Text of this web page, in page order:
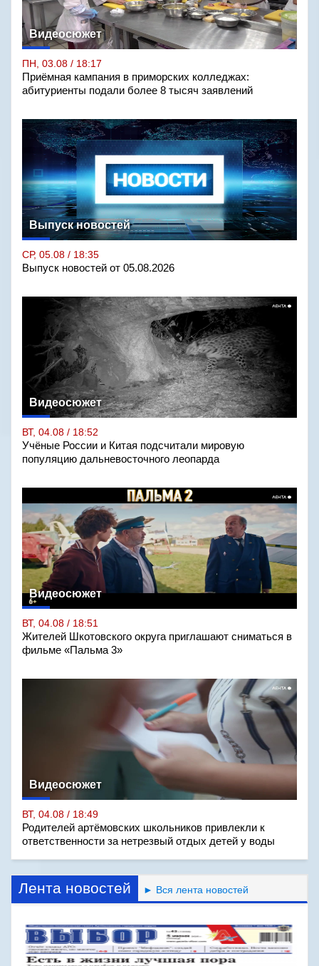
Видеосюжет
ПН, 03.08 / 18:17
Приёмная кампания в приморских колледжах:
абитуриенты подали более 8 тысяч заявлений
Выпуск новостей
СР, 05.08 / 18:35
Выпуск новостей от 05.08.2026
Видеосюжет
ВТ, 04.08 / 18:52
Учёные России и Китая подсчитали мировую
популяцию дальневосточного леопарда
Видеосюжет
ВТ, 04.08 / 18:51
Жителей Шкотовского округа приглашают сниматься в
фильме «Пальма 3»
Видеосюжет
ВТ, 04.08 / 18:49
Родителей артёмовских школьников привлекли к
ответственности за нетрезвый отдых детей у воды
Лента новостей ► Вся лента новостей